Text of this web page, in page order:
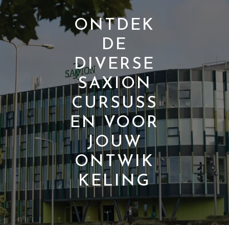
ONTDEK
DE
DIVERSE
SAXION
CURSUSS
EN VOOR
JOUW
ONTWIK
KELING